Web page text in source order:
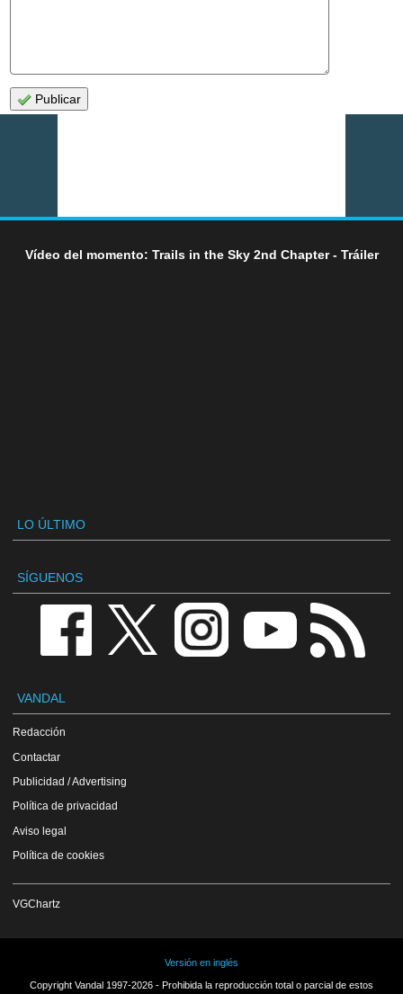
Publicar
Vídeo del momento: Trails in the Sky 2nd Chapter - Tráiler
LO ÚLTIMO
SÍGUENOS
VANDAL
Redacción
Contactar
Publicidad / Advertising
Política de privacidad
Aviso legal
Política de cookies
VGChartz
Versión en inglés
Copyright Vandal 1997-2026 - Prohibida la reproducción total o parcial de estos